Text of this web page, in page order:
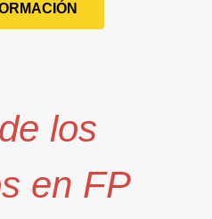
de los
en FP